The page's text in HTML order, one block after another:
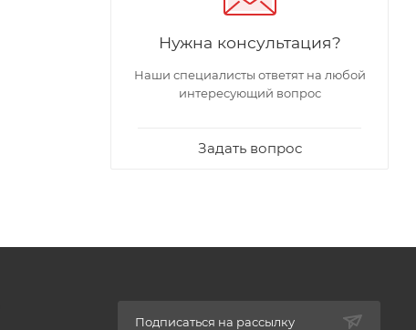
Нужна консультация?
Наши специалисты ответят на любой
интересующий вопрос
Задать вопрос
Подписаться на рассылку